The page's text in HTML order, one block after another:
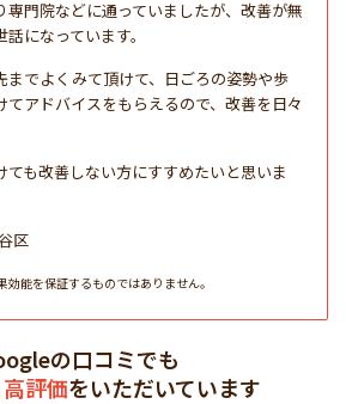
専門院などに通っていましたが、改善が無
になっています。
までよくみて頂けて、日ごろの姿勢や歩
てアドバイスをもらえるので、改善を日々
ても改善しない方にすすめたいと思いま
区
能を保証するものではありません。
の口コミでも
評価をいただいています